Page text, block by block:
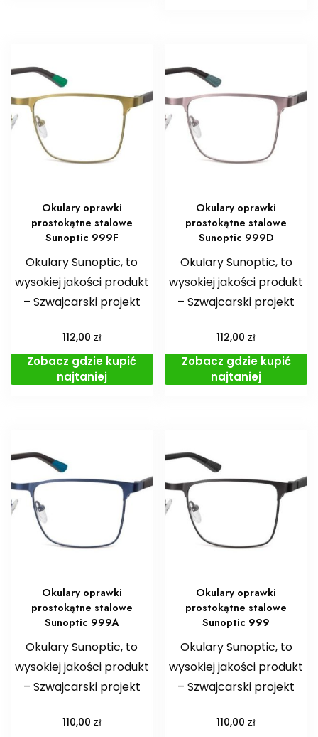
Okulary oprawki
prostokątne stalowe
Sunoptic 999F
Okulary Sunoptic, to
wysokiej jakości produkt
– Szwajcarski projekt
112,00 zł
Zobacz gdzie kupić
najtaniej
Okulary oprawki
prostokątne stalowe
Sunoptic 999D
Okulary Sunoptic, to
wysokiej jakości produkt
– Szwajcarski projekt
112,00zł
Zobacz gdzie kupić
najtaniej
Okulary oprawki
prostokątne stalowe
Sunoptic 999A
Okulary Sunoptic, to
wysokiej jakości produkt
– Szwajcarski projekt
110,00 zł
Okulary oprawki
prostokątne stalowe
Sunoptic 999
Okulary Sunoptic, to
wysokiej jakości produkt
– Szwajcarski projekt
110,00zł